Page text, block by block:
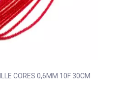
CORES 0,6MM 10F 30CM